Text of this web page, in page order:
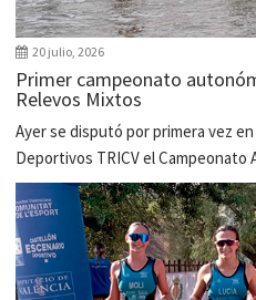
20 julio, 2026
Primer campeonato
Relevos Mixtos
Ayer se disputó por primera vez
Deportivos TRICV el Campeonato